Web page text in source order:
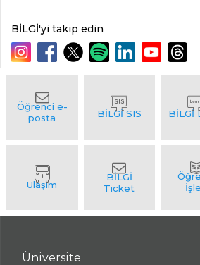
BİLGİ'yi takip edin
Üniversite